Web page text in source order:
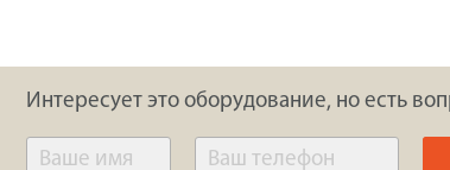
Интересует это оборудование, но есть